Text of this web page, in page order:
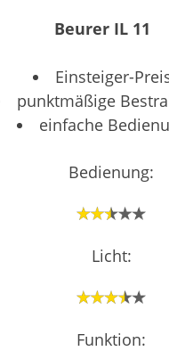
Beurer IL 11
Einsteiger-
punktmäßige
einfache
Bedienung:
Licht:
Funktion: